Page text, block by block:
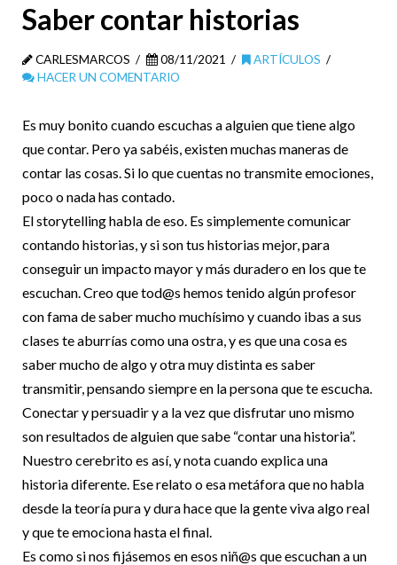
Saber contar historias
CARLESMARCOS 08/11/2021
ARTÍCULOS
HACER UN COMENTARIO
Es muy bonito cuando escuchas a alguien que tiene algo
que contar. Pero ya sabéis, existen muchas maneras de
contar las cosas. Si lo que cuentas no transmite emociones,
poco o nada has contado.
El storytelling habla de eso. Es simplemente comunicar
contando historias, y si son tus historias mejor, para
conseguir un impacto mayor y más duradero en los que te
escuchan. Creo que tod@s hemos tenido algún profesor
con fama de saber mucho muchísimo y cuando ibas a sus
clases te aburrías como una ostra, y es que una cosa es
saber mucho de algo y otra muy distinta es saber
transmitir, pensando siempre en la persona que te escucha.
Conectar y persuadir y a la vez que disfrutar uno mismo
son resultados de alguien que sabe “contar una historia”.
Nuestro cerebrito es así, y nota cuando explica una
historia diferente. Ese relato o esa metáfora que no habla
desde la teoría pura y dura hace que la gente viva algo real
y que te emociona hasta el final.
Es como si nos fijásemos en esos niñ@s que escuchan a un